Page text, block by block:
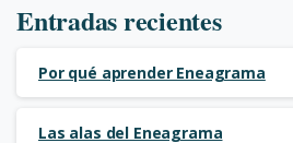
Entradas recientes
Por qué aprender Eneagrama
Las alas del Eneagrama